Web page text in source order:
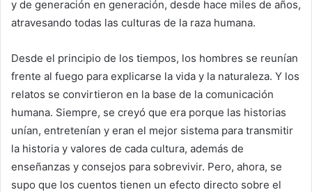
y de generación en generación, desde hace miles de años,
atravesando todas las culturas de la raza humana.
Desde el principio de los tiempos, los hombres se reunían
frente al fuego para explicarse la vida y la naturaleza. Y los
relatos se convirtieron en la base de la comunicación
humana. Siempre, se creyó que era porque las historias
unían, entretenían y eran el mejor sistema para transmitir
la historia y valores de cada cultura, además de
enseñanzas y consejos para sobrevivir. Pero, ahora, se
supo que los cuentos tienen un efecto directo sobre el